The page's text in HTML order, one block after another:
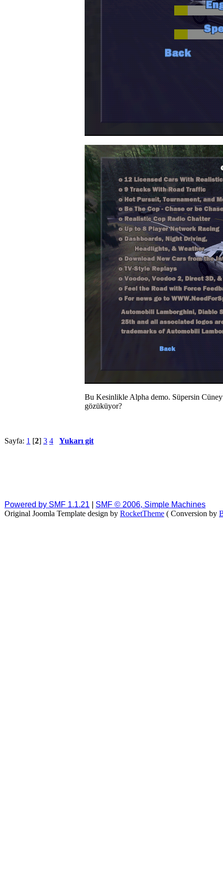
Bu Kesinlikle Alpha demo. Süpersin
gözüküyor?
Sayfa: 1 [2] 3 4 Yukarı git
Powered by SMF 1.1.21
SMF © 2006, Simple Machines
Original Joomla Template design by RocketTheme ( Conversion by